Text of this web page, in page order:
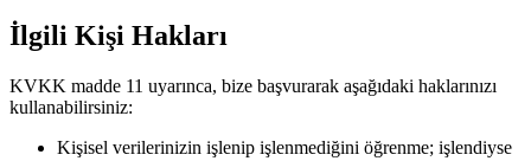
İlgili Kişi Hakları
KVKK madde 11 uyarınca, bize başvurarak aşağıdaki haklarınızı
kullanabilirsiniz:
Kişisel verilerinizin işlenip işlenmediğini öğrenme; işlendiyse